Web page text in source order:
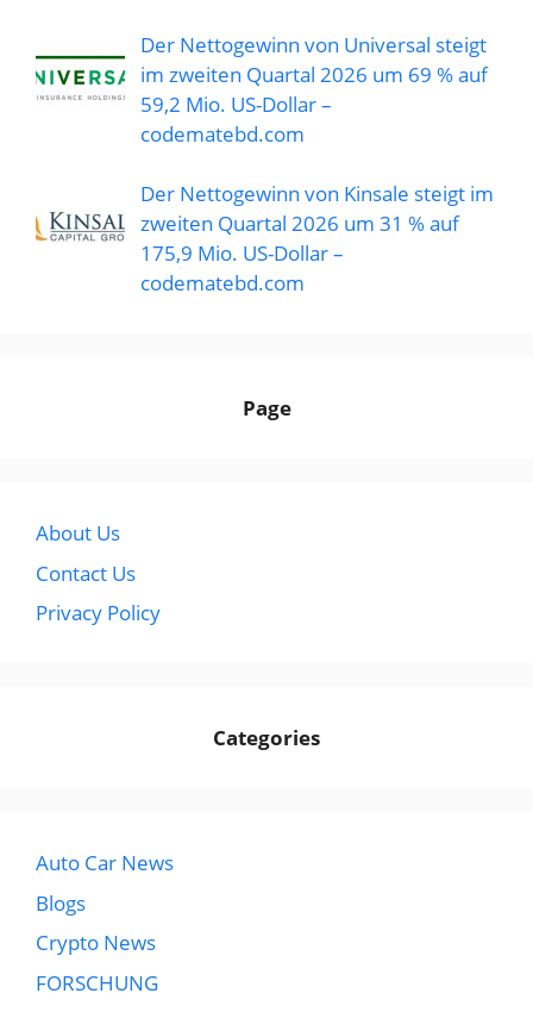
Der Nettogewinn von Universal steigt
im zweiten Quartal 2026 um 69 % auf
59,2 Mio. US-Dollar –
codematebd.com
Der Nettogewinn von Kinsale steigt im
zweiten Quartal 2026 um 31 % auf
175,9 Mio. US-Dollar –
codematebd.com
Page
About Us
Contact Us
Privacy Policy
Categories
Auto Car News
Blogs
Crypto News
FORSCHUNG